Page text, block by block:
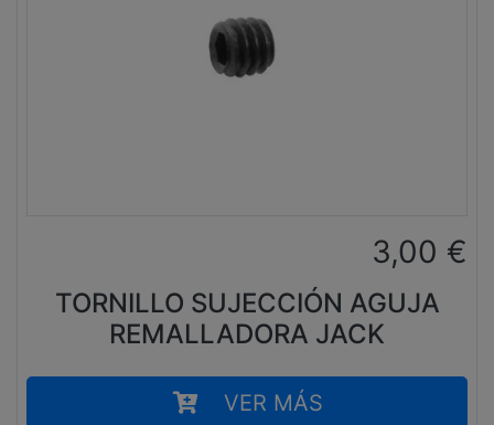
3,00 €
TORNILLO SUJECCIÓN AGUJA
REMALLADORA JACK
VER MÁS